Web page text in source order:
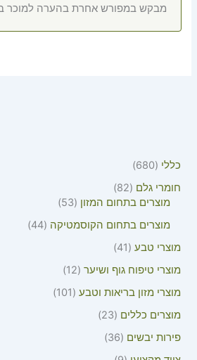
כללי
680
חומרי גלם
82
מוצרים בתחום המזון
53
מוצרים בתחום הקוסמטיקה 44
מוצרי טבע
41
מוצרי טיפוח גוף ושיער 12
מוצרי מזון בריאות וטבע
101
מוצרים כללים
23
פירות יבשים
36
מבקש במפורש אחרת בהערה למוכר